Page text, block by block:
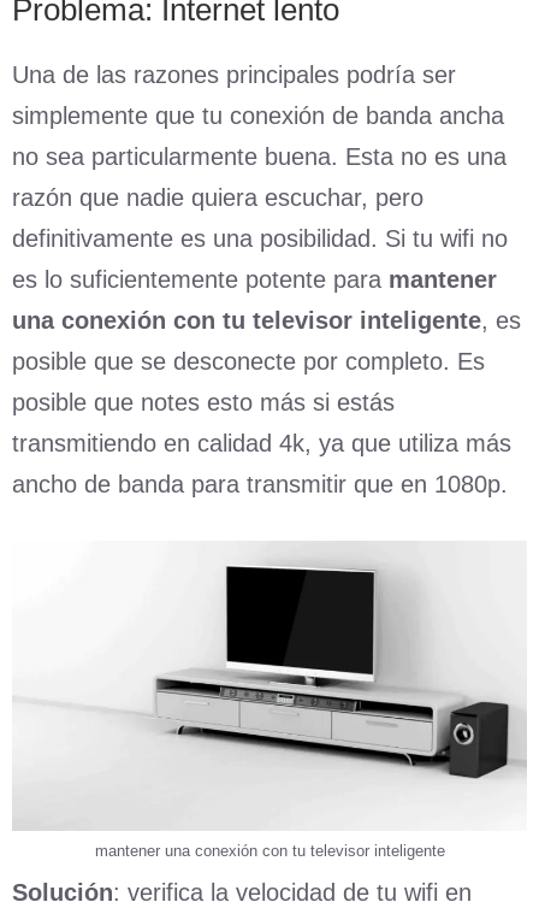
Problema: Internet lento
Una de las razones principales podría ser
simplemente que tu conexión de banda ancha
no sea particularmente buena. Esta no es una
razón que nadie quiera escuchar, pero
definitivamente es una posibilidad. Si tu wifi no
es lo suficientemente potente para mantener
una conexión con tu televisor inteligente, es
posible que se desconecte por completo. Es
posible que notes esto más si estás
transmitiendo en calidad 4k, ya que utiliza más
ancho de banda para transmitir que en 1080p.
mantener una conexión con tu televisor inteligente
Solución: verifica la velocidad de tu wifi en